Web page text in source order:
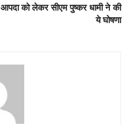
आपदा को लेकर सीएम पुष्कर धामी ने की
ये घोषणा